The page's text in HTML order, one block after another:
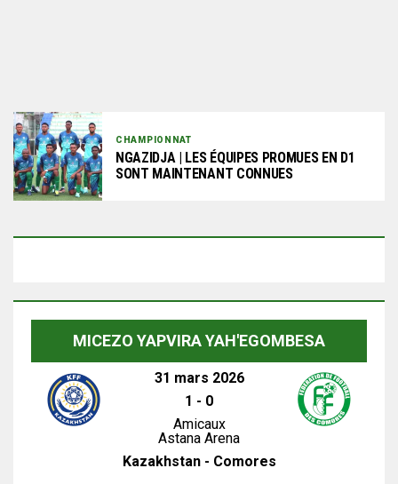
CHAMPIONNAT
NGAZIDJA | LES ÉQUIPES PROMUES EN D1
SONT MAINTENANT CONNUES
MICEZO YAPVIRA YAH'EGOMBESA
31 mars 2026
1 - 0
Amicaux
Astana Arena
Kazakhstan - Comores